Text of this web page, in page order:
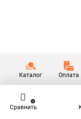
Каталог Оплата
Сравнить
0